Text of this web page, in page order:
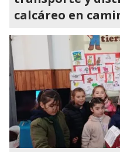
calcáreo en